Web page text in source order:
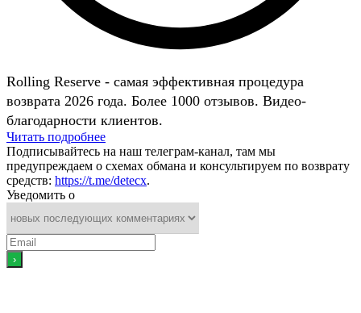
Rolling Reserve - самая эффективная процедура
возврата 2026 года. Более 1000 отзывов. Видео-
благодарности клиентов.
Читать подробнее
Подписывайтесь на наш телеграм-канал, там мы
предупреждаем о схемах обмана и консультируем по возврату
средств: https://t.me/detecx.
Уведомить о